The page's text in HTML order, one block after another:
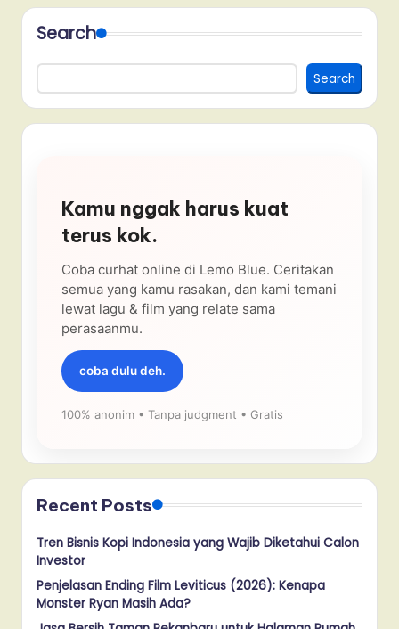
Search
Search
Kamu nggak harus kuat
terus kok.
Coba curhat online di Lemo Blue. Ceritakan
semua yang kamu rasakan, dan kami temani
lewat lagu & film yang relate sama
perasaanmu.
coba dulu deh.
100% anonim • Tanpa judgment • Gratis
Recent Posts
Tren Bisnis Kopi Indonesia yang Wajib Diketahui Calon
Investor
Penjelasan Ending Film Leviticus (2026): Kenapa
Monster Ryan Masih Ada?